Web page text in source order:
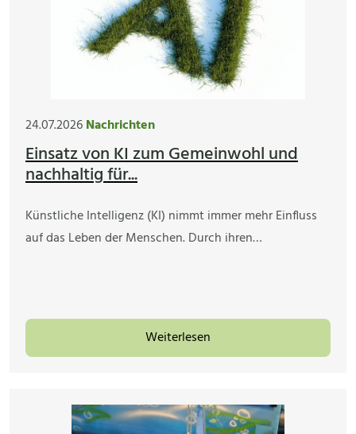
24.07.2026Nachrichten
Einsatz von KI zum Gemeinwohl und
nachhaltig für...
Künstliche Intelligenz (KI) nimmt immer mehr Einfluss
auf das Leben der Menschen. Durch ihren…
Weiterlesen